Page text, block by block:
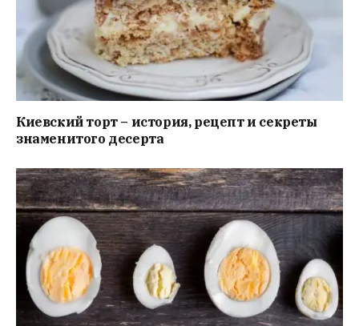
Киевский торт – история, рецепт и секреты
знаменитого десерта